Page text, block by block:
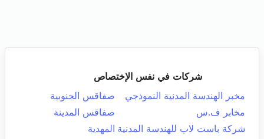
شركات في نفس الإختصاص
مخبر الهندسة المدنية النموذجي
صفاقس الجنوبية
مخابر ف.س
صفاقس المدينة
شركة باست لاب للهندسة المدنية المهدية